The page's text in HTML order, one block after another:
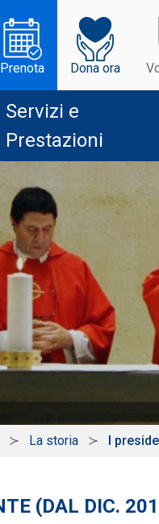
Prenota Dona ora
Servizi e
Prestazioni
La storia I
(DAL DIC.